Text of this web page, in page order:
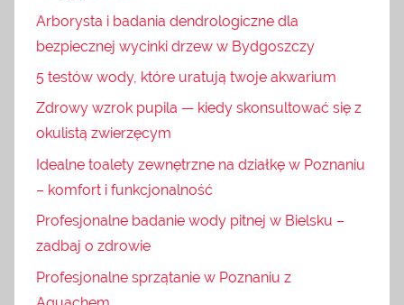
Arborysta i badania dendrologiczne dla
bezpiecznej wycinki drzew w Bydgoszczy
5 testów wody, które uratują twoje akwarium
Zdrowy wzrok pupila — kiedy skonsultować się z
okulistą zwierzęcym
Idealne toalety zewnętrzne na działkę w Poznaniu
– komfort i funkcjonalność
Profesjonalne badanie wody pitnej w Bielsku –
zadbaj o zdrowie
Profesjonalne sprzątanie w Poznaniu z